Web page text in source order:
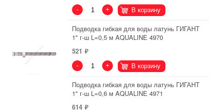
- + В корзину
Подводка гибкая для воды латунь ГИГАНТ
1" г-ш L=0,5 м AQUALINE 4970
521
- + В корзину
Подводка гибкая для воды латунь ГИГАНТ
1" г-ш L=0,6 м AQUALINE 4971
614